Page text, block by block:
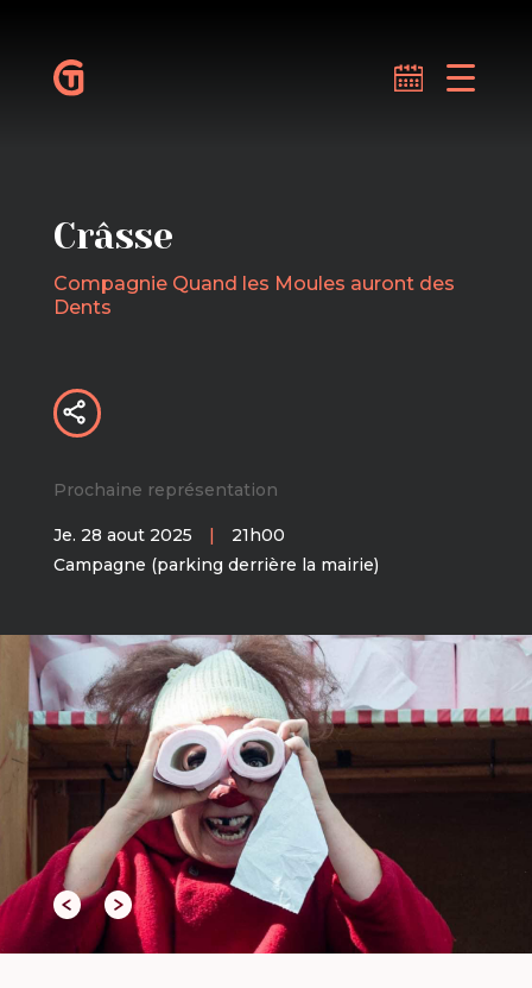
Crâsse
Compagnie Quand les Moules auront des
Dents
Prochaine représentation
Je. 28 aout 2025 |
21h00
Campagne (parking derrière la mairie)